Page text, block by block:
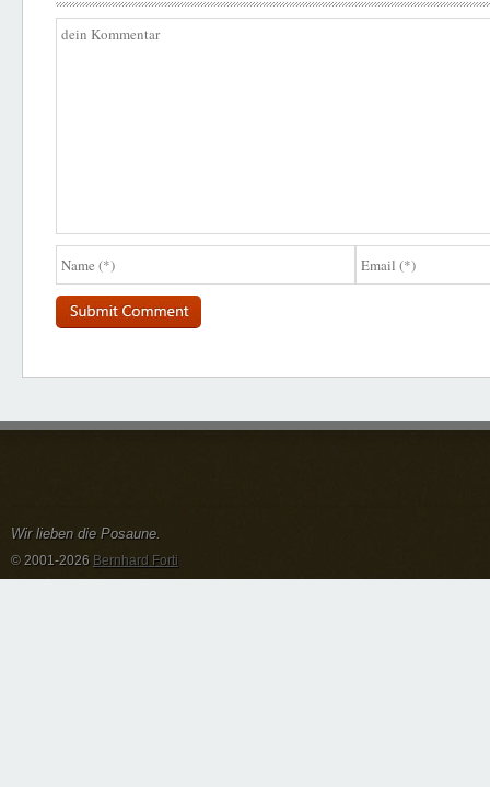
Wir lieben die Posaune.
© 2001-2026 Bernhard Forti